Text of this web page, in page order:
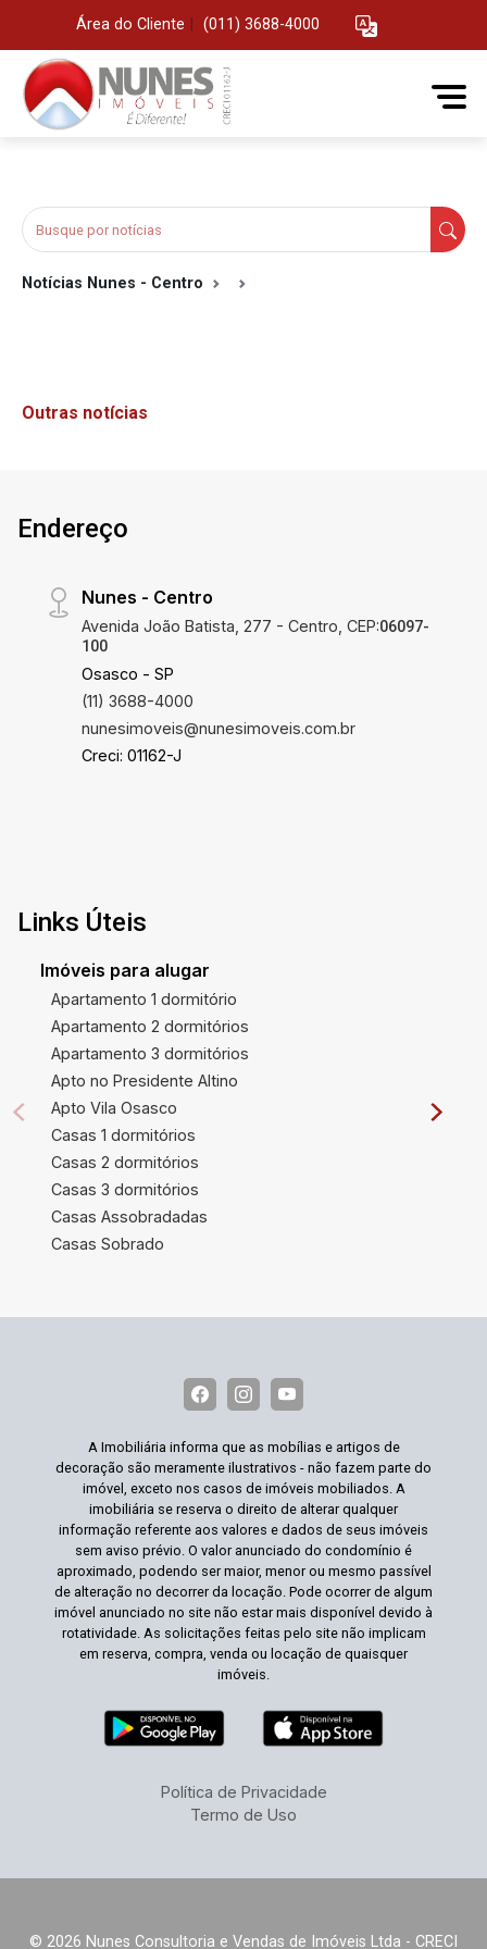
Área do Cliente (011) 3688-4000
Notícias Nunes - Centro
Outras notícias
Endereço
Nunes - Centro
Avenida João Batista, 277 - Centro, CEP:06097-
100
Osasco - SP
(11) 3688-4000
nunesimoveis@nunesimoveis.com.br
Creci: 01162-J
Links Úteis
Imóveis para alugar
Apartamento 1 dormitório
Apartamento 2 dormitórios
Apartamento 3 dormitórios
Apto no Presidente Altino
Apto Vila Osasco
Casas 1 dormitórios
Casas 2 dormitórios
Casas 3 dormitórios
Casas Assobradadas
Casas Sobrado
A Imobiliária informa que as mobílias e artigos de
decoração são meramente ilustrativos - não fazem parte do
imóvel, exceto nos casos de imóveis mobiliados. A
imobiliária se reserva o direito de alterar qualquer
informação referente aos valores e dados de seus imóveis
sem aviso prévio. O valor anunciado do condomínio é
aproximado, podendo ser maior, menor ou mesmo passível
de alteração no decorrer da locação. Pode ocorrer de algum
imóvel anunciado no site não estar mais disponível devido à
rotatividade. As solicitações feitas pelo site não implicam
em reserva, compra, venda ou locação de quaisquer
imóveis.
Política de Privacidade
Termo de Uso
© 2026 Nunes Consultoria e Vendas de Imóveis Ltda - CRECI